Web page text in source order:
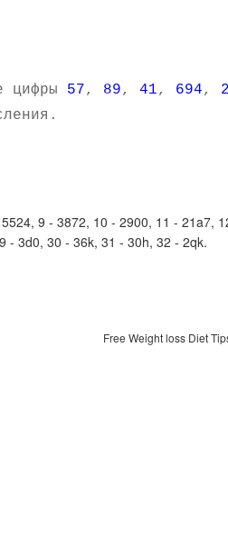
цифры 57, 89, 41, 694,
9 - 3872, 10 - 2900, 11 -
- 3d0, 30 - 36k, 31 - 30h, 32 - 2qk.
Free Weight loss Diet